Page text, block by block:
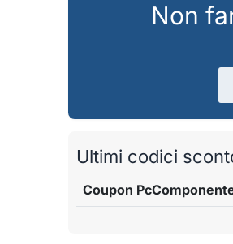
Non
Ultimi codici
Coupon